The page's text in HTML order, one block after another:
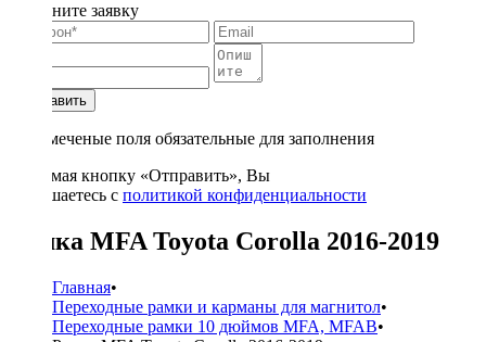
Заполните заявку
Отправить
* - отмеченые поля обязательные для заполнения
Нажимая кнопку «Отправить», Вы
соглашаетесь с политикой конфиденциальности
Рамка MFA Toyota Corolla 2016-2019
Главная•
Переходные рамки и карманы для магнитол•
Переходные рамки 10 дюймов MFA, MFAB•